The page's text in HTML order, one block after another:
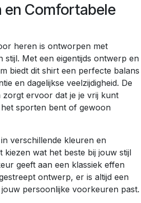
en Comfortabele
heren is ontworpen met
stijl. Met een eigentijds ontwerp en
biedt dit shirt een perfecte balans
en dagelijkse veelzijdigheid. De
ervoor dat je je vrij kunt
sporten bent of gewoon
verschillende kleuren en
kiezen wat het beste bij jouw stijl
geeft aan een klassiek effen
ontwerp, er is altijd een
persoonlijke voorkeuren past.